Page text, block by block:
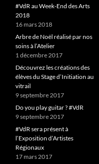
#VdR au Week-End des Arts
2018
16 mars 2018
Arbre de Noël réalisé par nos
soins à l’Atelier
1 décembre 2017
Découvrez les créations des
élèves du Stage d’Initiation au
vitrail
9 septembre 2017
Do you play guitar ? #VdR
9 septembre 2017
#VdR sera présent à
l’Exposition d’Artistes
Régionaux
17 mars 2017